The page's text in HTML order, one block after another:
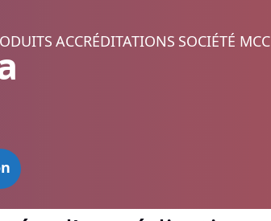
ACCRÉDITATIONS SOCIÉTÉ MCC